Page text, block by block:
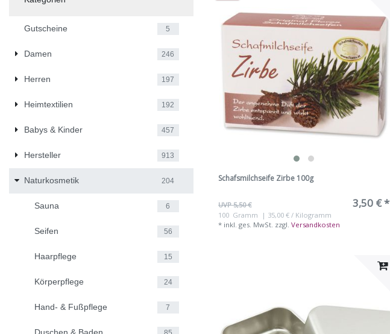
Gutscheine 5
Damen 246
Herren 197
Heimtextilien 192
Babys & Kinder 457
Hersteller 913
Naturkosmetik 204
Sauna 6
Seifen 56
Haarpflege 15
Körperpflege 24
Hand- & Fußpflege 7
Schafsmilchseife Zirbe 100g
UVP 5,50 € 3,50 € *
100 Gramm
| 35,00 € / Kilogramm
* inkl. ges. MwSt. zzgl.Versandkosten